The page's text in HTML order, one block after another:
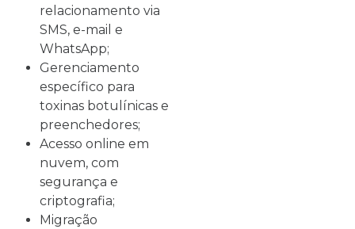
relacionamento via
SMS, e-mail e
WhatsApp;
Gerenciamento
específico para
toxinas botulínicas e
preenchedores;
Acesso online em
nuvem, com
segurança e
criptografia;
Migração